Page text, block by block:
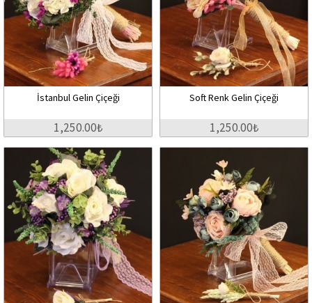
İstanbul Gelin Çiçeği
1,250.00₺
Soft Renk Gelin Çiçeği
1,250.00₺